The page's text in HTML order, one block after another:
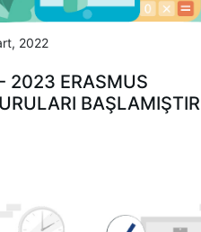
2022
2023 ERASMUS
BAŞLAMIŞTIR